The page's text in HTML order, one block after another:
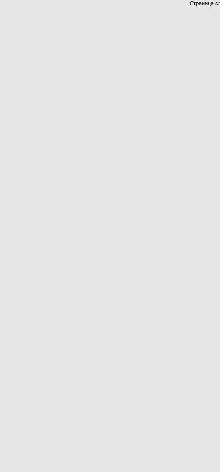
Страница